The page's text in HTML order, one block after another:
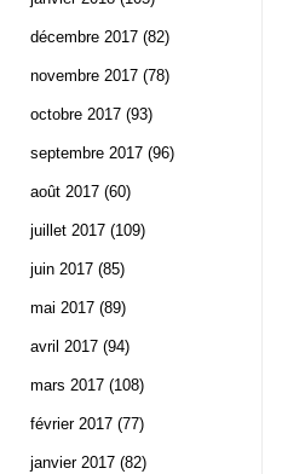
décembre 2017 (82)
novembre 2017 (78)
octobre 2017 (93)
septembre 2017 (96)
août 2017 (60)
juillet 2017 (109)
juin 2017 (85)
mai 2017 (89)
avril 2017 (94)
mars 2017 (108)
février 2017 (77)
janvier 2017 (82)